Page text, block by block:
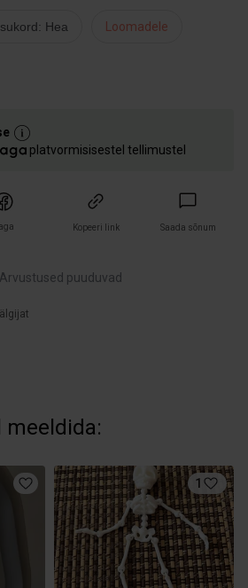
Hea Loomadele
platvormisisestel tellimustel
Kopeeri link Saada sõnum
Arvustused puuduvad
meeldida:
1